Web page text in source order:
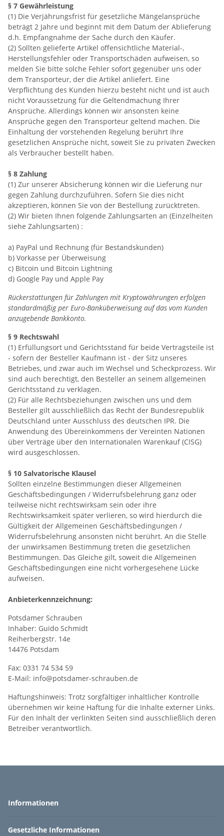
§ 7 Gewährleistung
(1) Die Verjährungsfrist für gesetzliche Mängelansprüche
beträgt 2 Jahre und beginnt mit dem Datum der Ablieferung
d.h. Empfangnahme der Sache durch den Käufer.
(2) Sollten gelieferte Artikel offensichtliche Material-,
Herstellungsfehler oder Transportschäden aufweisen, so
melden Sie bitte solche Fehler sofort gegenüber uns oder
dem Transporteur, der die Artikel anliefert. Eine
Verpflichtung des Kunden hierzu besteht nicht und ist auch
nicht Voraussetzung für die Geltendmachung Ihrer
Ansprüche. Allerdings können wir ansonsten keine
Ansprüche gegen den Transporteur geltend machen. Die
Einhaltung der vorstehenden Regelung berührt Ihre
gesetzlichen Ansprüche nicht, soweit Sie zu privaten Zwecken
als Verbraucher bestellt haben.
§ 8 Zahlung
(1) Zur unserer Absicherung können wir die Lieferung nur
gegen Zahlung durchzuführen. Sofern Sie dies nicht
akzeptieren, können Sie von der Bestellung zurücktreten.
(2) Wir bieten Ihnen folgende Zahlungsarten an (Einzelheiten
siehe Zahlungsarten) :
a) PayPal und Rechnung (für Bestandskunden)
b) Vorkasse per Überweisung
c) Bitcoin und Bitcoin Lightning
d) Google Pay und Apple Pay
Rückerstattungen für Zahlungen mit Kryptowährungen erfolgen
standardmäßig per Euro-Banküberweisung auf das vom Kunden
anzugebende Bankkonto.
§ 9 Rechtswahl
(1) Erfüllungsort und Gerichtsstand für beide Vertragsteile ist
- sofern der Besteller Kaufmann ist - der Sitz unseres
Betriebes, und zwar auch im Wechsel und Scheckprozess. Wir
sind auch berechtigt, den Besteller an seinem allgemeinen
Gerichtsstand zu verklagen.
(2) Für alle Rechtsbeziehungen zwischen uns und dem
Besteller gilt ausschließlich das Recht der Bundesrepublik
Deutschland unter Ausschluss des deutschen IPR. Die
Anwendung des Übereinkommens der Vereinten Nationen
über Verträge über den Internationalen Warenkauf (CISG)
wird ausgeschlossen.
§ 10 Salvatorische Klausel
Sollten einzelne Bestimmungen dieser Allgemeinen
Geschäftsbedingungen / Widerrufsbelehrung ganz oder
teilweise nicht rechtswirksam sein oder ihre
Rechtswirksamkeit später verlieren, so wird hierdurch die
Gültigkeit der Allgemeinen Geschäftsbedingungen /
Widerrufsbelehrung ansonsten nicht berührt. An die Stelle
der unwirksamen Bestimmung treten die gesetzlichen
Bestimmungen. Das Gleiche gilt, soweit die Allgemeinen
Geschäftsbedingungen eine nicht vorhergesehene Lücke
aufweisen.
Anbieterkennzeichnung:
Potsdamer Schrauben
Inhaber: Guido Schmidt
Reiherbergstr. 14e
14476 Potsdam
Fax: 0331 74 534 59
E-Mail: info@potsdamer-schrauben.de
Haftungshinweis: Trotz sorgfältiger inhaltlicher Kontrolle
übernehmen wir keine Haftung für die Inhalte externer Links.
Für den Inhalt der verlinkten Seiten sind ausschließlich deren
Betreiber verantwortlich.
Informationen
Gesetzliche Informationen